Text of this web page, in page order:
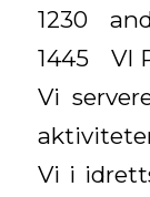
1230
1445 VI
Vi
Vi i